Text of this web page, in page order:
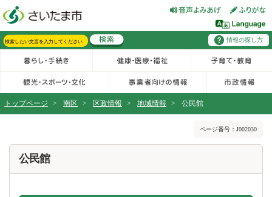
情報の探し方
トップページ > 南区 > 区政情報 > 地域情報 > 公民館
ページ番号：J002030
公民館